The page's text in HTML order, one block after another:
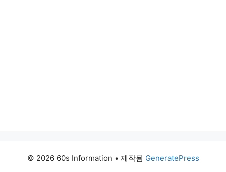
© 2026 60s Information • 제작됨 GeneratePress